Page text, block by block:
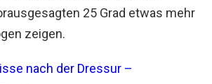
25 Grad etwas mehr
zeigen.
nach der Dressur –